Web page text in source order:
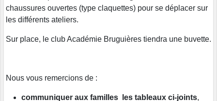
chaussures ouvertes (type claquettes) pour se déplacer sur
les différents ateliers.
Sur place, le club Académie Bruguières tiendra une buvette.
Nous vous remercions de :
communiquer aux familles les tableaux ci-joints,